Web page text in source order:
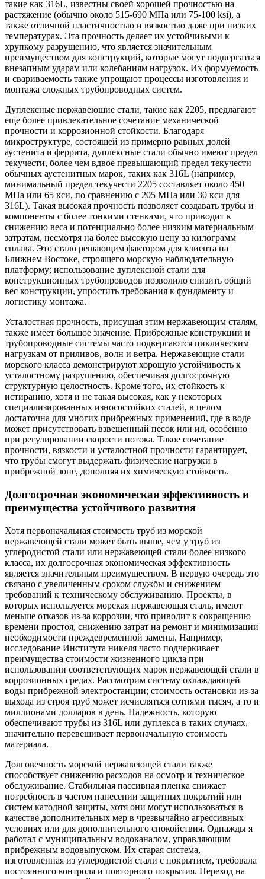
такие как 316L, известны своей хорошей прочностью на
растяжение (обычно около 515-690 МПа или 75-100 ksi), а
также отличной пластичностью и вязкостью даже при низких
температурах. Эта прочность делает их устойчивыми к
хрупкому разрушению, что является значительным
преимуществом для конструкций, которые могут подвергаться
внезапным ударам или колебаниям нагрузок. Их формуемость
и свариваемость также упрощают процессы изготовления и
монтажа сложных трубопроводных систем.
Дуплексные нержавеющие стали, такие как 2205, предлагают
еще более привлекательное сочетание механической
прочности и коррозионной стойкости. Благодаря
микроструктуре, состоящей из примерно равных долей
аустенита и феррита, дуплексные стали обычно имеют предел
текучести, более чем вдвое превышающий предел текучести
обычных аустенитных марок, таких как 316L (например,
минимальный предел текучести 2205 составляет около 450
МПа или 65 кси, по сравнению с 205 МПа или 30 кси для
316L). Такая высокая прочность позволяет создавать трубы и
компоненты с более тонкими стенками, что приводит к
снижению веса и потенциально более низким материальным
затратам, несмотря на более высокую цену за килограмм
сплава. Это стало решающим фактором для клиента на
Ближнем Востоке, строящего морскую наблюдательную
платформу; использование дуплексной стали для
конструкционных трубопроводов позволило снизить общий
вес конструкции, упростить требования к фундаменту и
логистику монтажа.
Усталостная прочность, присущая этим нержавеющим сталям,
также имеет большое значение. Прибрежные конструкции и
трубопроводные системы часто подвергаются циклическим
нагрузкам от приливов, волн и ветра. Нержавеющие стали
морского класса демонстрируют хорошую устойчивость к
усталостному разрушению, обеспечивая долгосрочную
структурную целостность. Кроме того, их стойкость к
истиранию, хотя и не такая высокая, как у некоторых
специализированных износостойких сталей, в целом
достаточна для многих прибрежных применений, где в воде
может присутствовать взвешенный песок или ил, особенно
при регулировании скорости потока. Такое сочетание
прочности, вязкости и усталостной прочности гарантирует,
что трубы смогут выдержать физические нагрузки в
прибрежной зоне, дополняя их химическую стойкость.
Долгосрочная экономическая эффективность и
преимущества устойчивого развития
Хотя первоначальная стоимость труб из морской
нержавеющей стали может быть выше, чем у труб из
углеродистой стали или нержавеющей стали более низкого
класса, их долгосрочная экономическая эффективность
является значительным преимуществом. В первую очередь это
связано с увеличенным сроком службы и снижением
требований к техническому обслуживанию. Проекты, в
которых используется морская нержавеющая сталь, имеют
меньше отказов из-за коррозии, что приводит к сокращению
времени простоя, снижению затрат на ремонт и минимизации
необходимости преждевременной замены. Например,
исследование Института никеля часто подчеркивает
преимущества стоимости жизненного цикла при
использовании соответствующих марок нержавеющей стали в
коррозионных средах. Рассмотрим систему охлаждающей
воды прибрежной электростанции; стоимость остановки из-за
выхода из строя труб может исчисляться сотнями тысяч, а то и
миллионами долларов в день. Надежность, которую
обеспечивают трубы из 316L или дуплекса в таких случаях,
значительно перевешивает первоначальную стоимость
материала.
Долговечность морской нержавеющей стали также
способствует снижению расходов на осмотр и техническое
обслуживание. Стабильная пассивная пленка снижает
потребность в частом нанесении защитных покрытий или
систем катодной защиты, хотя они могут использоваться в
качестве дополнительных мер в чрезвычайно агрессивных
условиях или для дополнительного спокойствия. Однажды я
работал с муниципальным водоканалом, управляющим
прибрежным водовыпуском. Их старая система,
изготовленная из углеродистой стали с покрытием, требовала
постоянного контроля и повторного покрытия. Переход на